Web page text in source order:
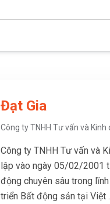
Đạt Gia
Công ty TNHH Tư vấn và Kinh
Công ty TNHH Tư vấn và
lập vào ngày 05/02/2001
động chuyên sâu trong
triển Bất động sản tại Việt